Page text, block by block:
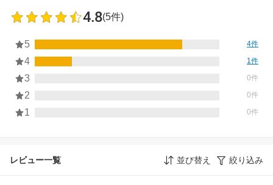
4.8(5件)
5 4件
4 1件
3 0件
2 0件
1 0件
レビュー一覧 並び替え 絞り込み